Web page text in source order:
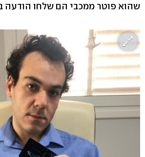
שהוא פוטר ממכבי הם שלחו הודעה